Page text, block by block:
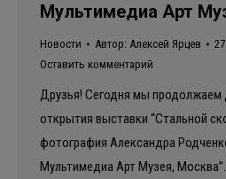
Мультимедиа Арт
Новости Автор: Алексей Ярцев
Оставить комментарий
Друзья! Сегодня мы продолжаем
открытия выставки “Стальной
фотография Александра
Мультимедиа Арт Музея,